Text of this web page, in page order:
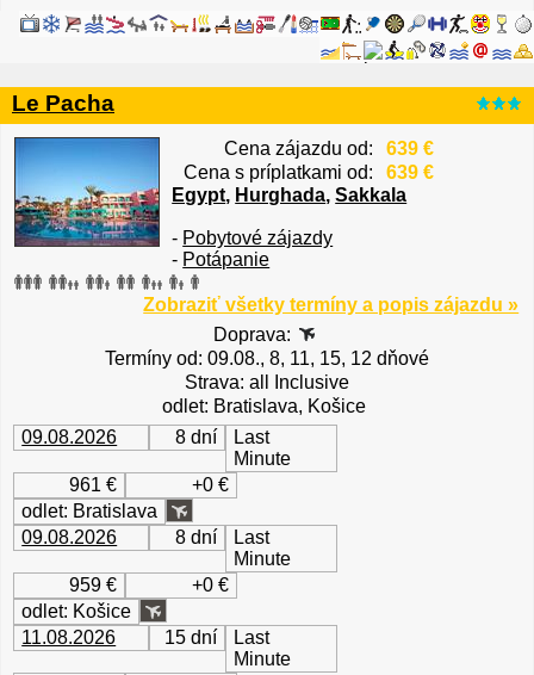
Le Pacha
Cena zájazdu od:
639 €
Cena s príplatkami od:
639 €
Egypt, Hurghada,Sakkala
- Pobytové zájazdy
- Potápanie
Zobraziť všetky termíny a popis zájazdu »
Doprava:
Termíny od: 09.08., 8, 11, 15, 12 dňové
Strava: all Inclusive
odlet: Bratislava, Košice
09.08.2026
8 dní
Last
Minute
961 €
+0 €
odlet: Bratislava
09.08.2026
8 dní
Last
Minute
959 €
+0 €
odlet: Košice
11.08.2026
15 dní
Last
Minute